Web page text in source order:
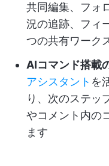
共同編集、フォ
況の追跡、フィ
つの共有ワーク
AIコマンド搭載
アシスタント を
り、次のステッ
やコメント内の
ます